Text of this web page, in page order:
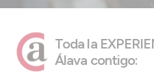
Toda la
Álava contigo: